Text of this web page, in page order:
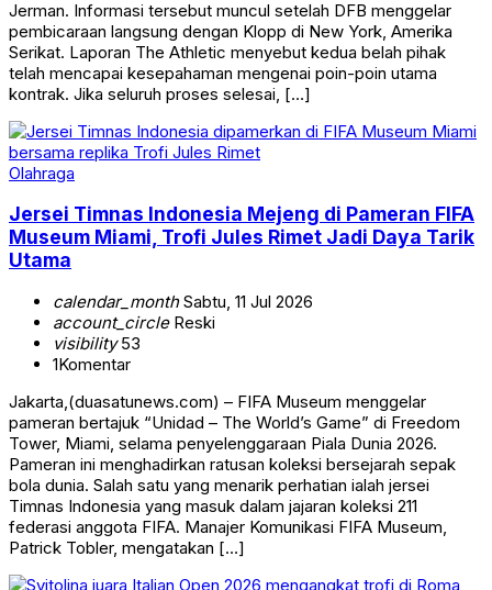
Jerman. Informasi tersebut muncul setelah DFB menggelar
pembicaraan langsung dengan Klopp di New York, Amerika
Serikat. Laporan The Athletic menyebut kedua belah pihak
telah mencapai kesepahaman mengenai poin-poin utama
kontrak. Jika seluruh proses selesai, […]
Olahraga
Jersei Timnas Indonesia Mejeng di Pameran FIFA
Museum Miami, Trofi Jules Rimet Jadi Daya Tarik
Utama
calendar_monthSabtu, 11 Jul 2026
account_circleReski
visibility53
1Komentar
Jakarta,(duasatunews.com) – FIFA Museum menggelar
pameran bertajuk “Unidad – The World’s Game” di Freedom
Tower, Miami, selama penyelenggaraan Piala Dunia 2026.
Pameran ini menghadirkan ratusan koleksi bersejarah sepak
bola dunia. Salah satu yang menarik perhatian ialah jersei
Timnas Indonesia yang masuk dalam jajaran koleksi 211
federasi anggota FIFA. Manajer Komunikasi FIFA Museum,
Patrick Tobler, mengatakan […]